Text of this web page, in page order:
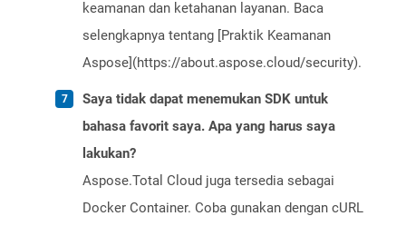
keamanan dan ketahanan layanan. Baca
selengkapnya tentang [Praktik Keamanan
Aspose](https://about.aspose.cloud/security).
Saya tidak dapat menemukan SDK untuk
bahasa favorit saya. Apa yang harus saya
lakukan?
Aspose.Total Cloud juga tersedia sebagai
Docker Container. Coba gunakan dengan cURL